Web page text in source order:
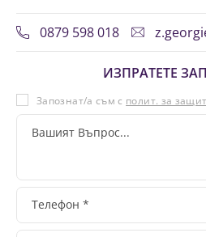
0879 598 018
ИЗПРАТЕТЕ
Запознат/а съм с полит. за